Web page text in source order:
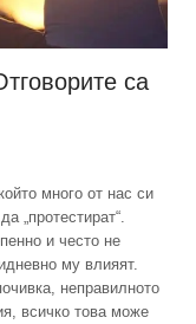
са
много от нас си
„протестират“.
и често не
му влияят.
неправилното
всичко това може